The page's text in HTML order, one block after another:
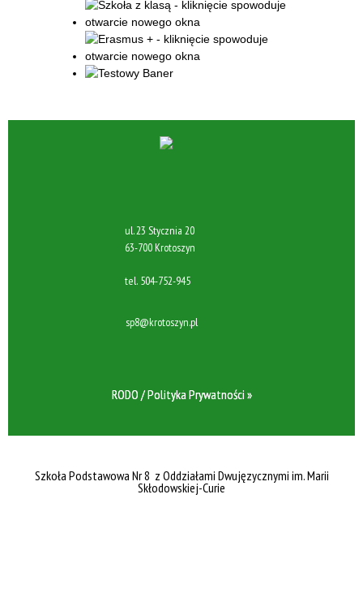
ul. 23 Stycznia 20
63-700 Krotoszyn
tel. 504-752-945
sp8@krotoszyn.pl
RODO / Polityka Prywatności »
Szkoła Podstawowa Nr 8 z Oddziałami Dwujęzycznymi im. Marii
Skłodowskiej-Curie